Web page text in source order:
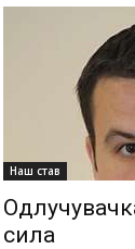
Наш став
сила